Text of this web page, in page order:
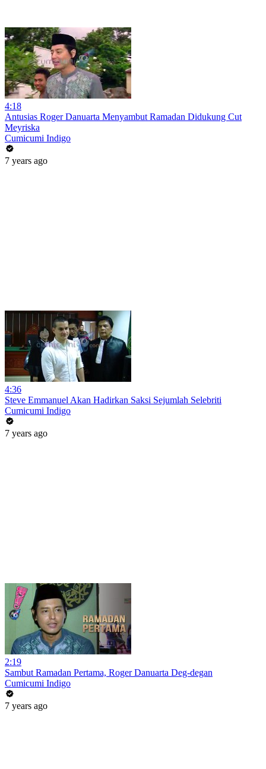
4:18
Antusias Roger Danuarta Menyambut Ramadan Didukung Cut
Meyriska
Cumicumi Indigo
7 years ago
4:36
Steve Emmanuel Akan Hadirkan Saksi Sejumlah Selebriti
Cumicumi Indigo
7 years ago
2:19
Sambut Ramadan Pertama, Roger Danuarta Deg-degan
Cumicumi Indigo
7 years ago